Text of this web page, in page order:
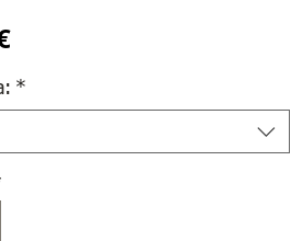
Продажна
цена
*